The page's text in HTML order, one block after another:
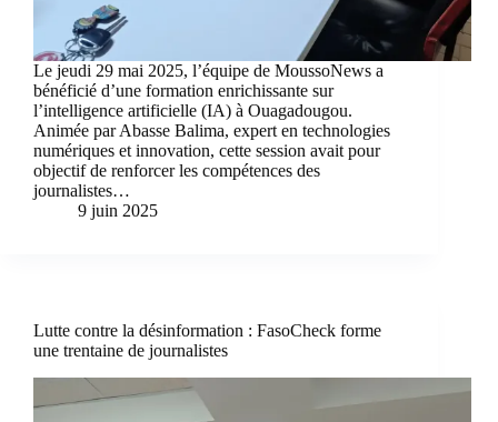
Le jeudi 29 mai 2025, l’équipe de MoussoNews a
bénéficié d’une formation enrichissante sur
l’intelligence artificielle (IA) à Ouagadougou.
Animée par Abasse Balima, expert en technologies
numériques et innovation, cette session avait pour
objectif de renforcer les compétences des
journalistes…
9 juin 2025
Lutte contre la désinformation : FasoCheck forme
une trentaine de journalistes